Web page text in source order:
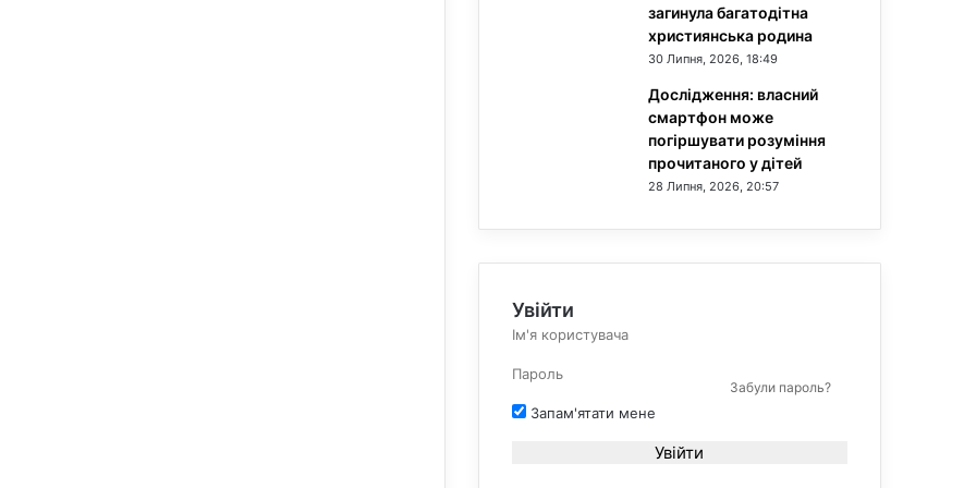
загинула багатодітна
християнська родина
30 Липня, 2026, 18:49
Дослідження: власний
смартфон може
погіршувати розуміння
прочитаного у дітей
28 Липня, 2026, 20:57
Увійти
Забули пароль?
Запам'ятати мене
Увійти